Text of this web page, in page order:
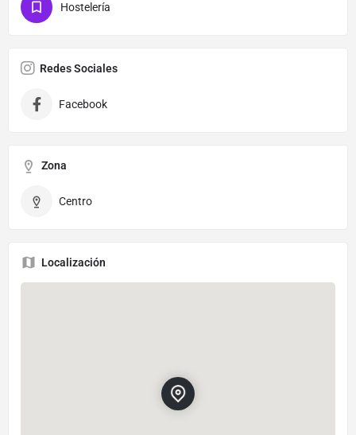
Hostelería
Redes Sociales
Facebook
Zona
Centro
Localización